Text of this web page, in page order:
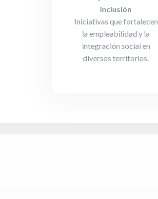
inclusión
Iniciativas que fortalecen
la empleabilidad y la
integración social en
diversos territorios.